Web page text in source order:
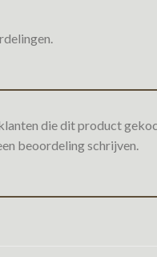
die dit product
beoordeling schrijven.